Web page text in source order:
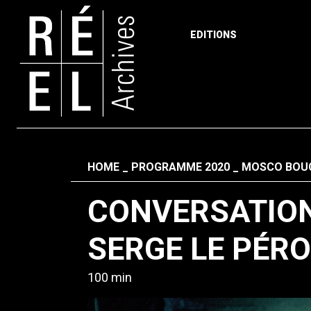
EDITIONS
Fil d'ariane
HOME PROGRAMME 2020 MOSCO
SERGE LE
100 min